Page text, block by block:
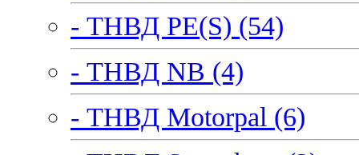
- ТНВД PE(S) (54)
- ТНВД NB (4)
- ТНВД Motorpal (6)